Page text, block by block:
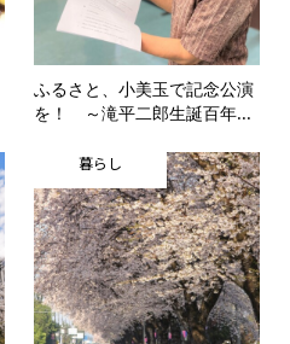
ふるさと、小美玉で記念公演
を！ ～滝平二郎生誕百年...
暮らし